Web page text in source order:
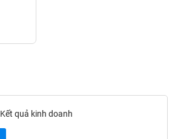
Kết quả kinh doanh